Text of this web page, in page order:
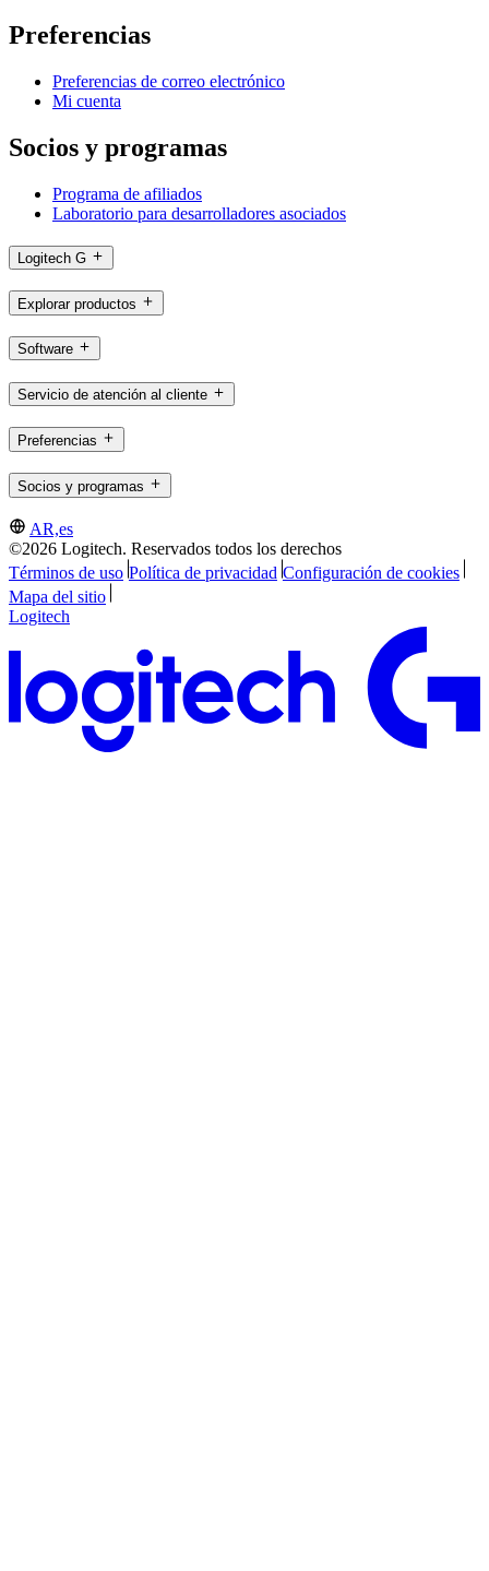
Preferencias
Preferencias de correo electrónico
Mi cuenta
Socios y programas
Programa de afiliados
Laboratorio para desarrolladores asociados
Logitech G
Explorar productos
Software
Servicio de atención al cliente
Preferencias
Socios y programas
AR,es
©2026 Logitech. Reservados todos los derechos
Términos de uso Política de privacidad Configuración de cookies
Mapa del sitio
Logitech